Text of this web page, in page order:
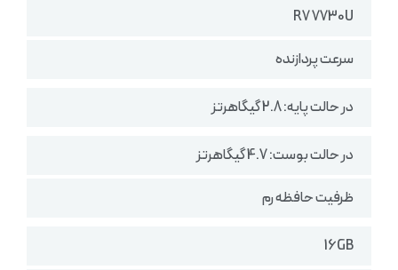
R7 7730U
سرعت پردازنده
در حالت پایه: 2.8 گیگاهرتز
در حالت بوست: 4.7 گیگاهرتز
ظرفیت حافظه رم
16GB